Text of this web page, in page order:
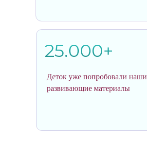
Деток уже попробовали наши
развивающие материалы
25.000+